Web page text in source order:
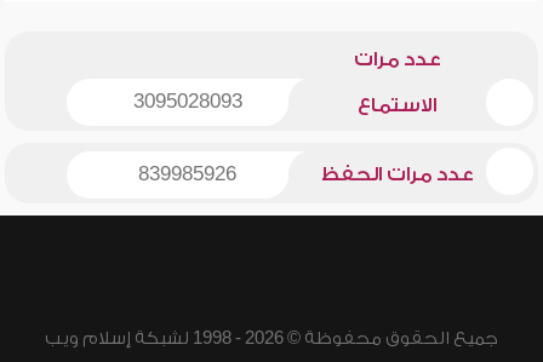
عدد مرات
الاستماع 3095028093
عدد مرات الحفظ 839985926
جميع الحقوق محفوظة © 2026 - 1998 لشبكة إسلام ويب